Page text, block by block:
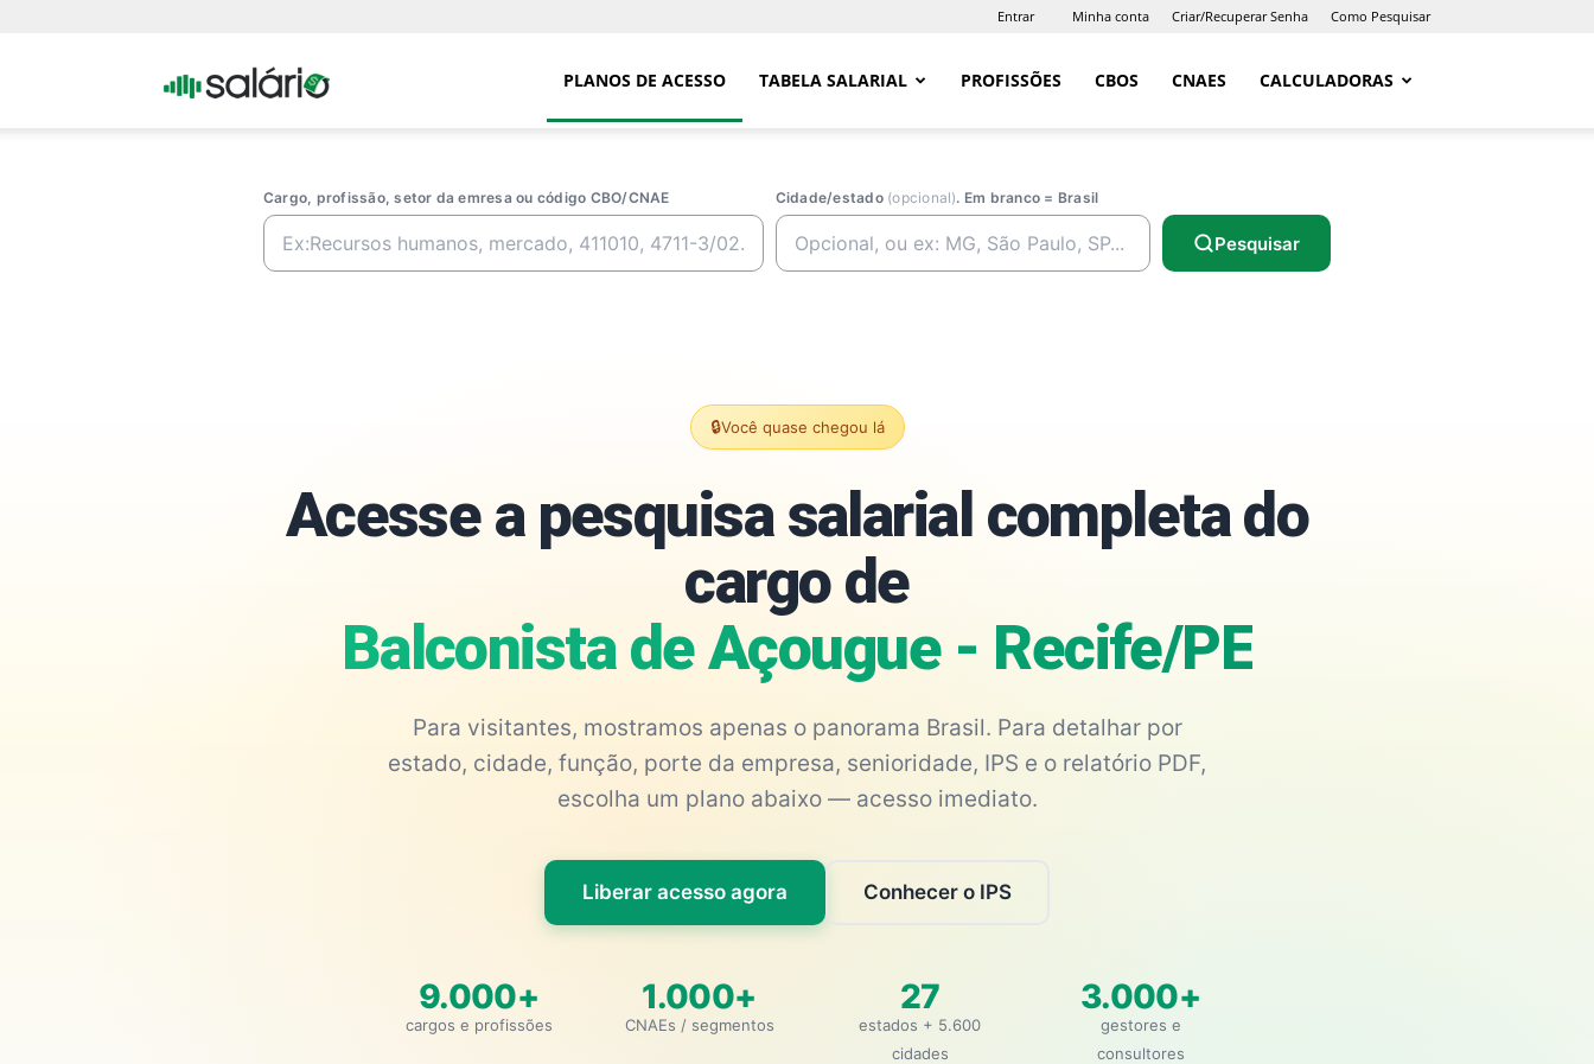
Entrar Minha conta Criar/Recuperar Senha Como Pesquisar
Portal PLANOS DE ACESSO TABELA SALARIAL PROFISSÕES CBOS CNAES CALCULADORAS
Cargo, profissão, setor da emresa ou código CBO/CNAE Cidade/estado (opcional). Em branco = Brasil
Pesquisar
🔒Você quase chegou lá
Acesse a pesquisa salarial completa do
cargo de
Balconista de Açougue - Recife/PE
Para visitantes, mostramos apenas o panorama Brasil. Para detalhar por
estado, cidade, função, porte da empresa, senioridade, IPS e o relatório PDF,
escolha um plano abaixo — acesso imediato.
Liberar acesso agora Conhecer o IPS
9.000+
cargos e profissões
1.000+
CNAEs / segmentos
27
estados + 5.600
cidades
3.000+
gestores e
consultores